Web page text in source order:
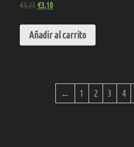
€3,25€3,10
Añadir al carrito
← 1 2 3 4